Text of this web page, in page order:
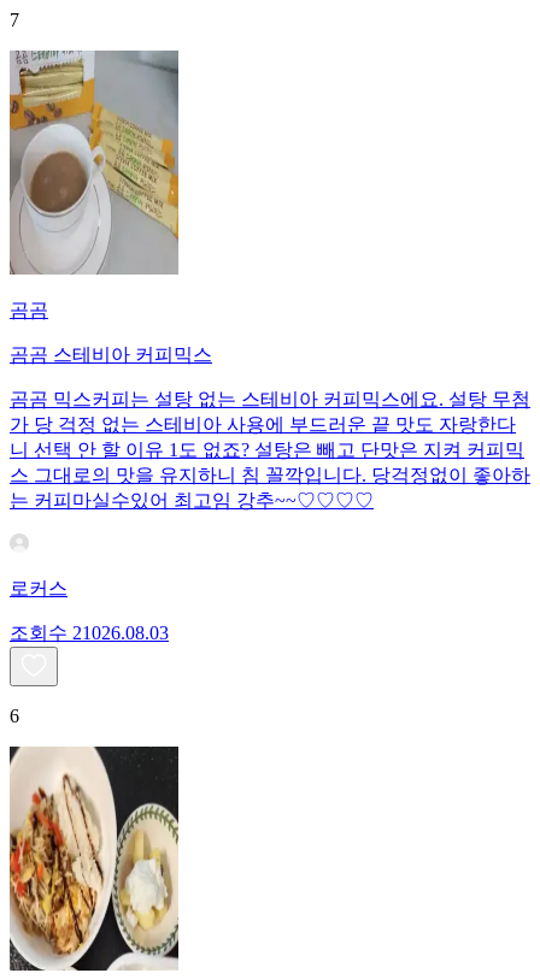
7
곰곰
곰곰 스테비아 커피믹스
곰곰 믹스커피는 설탕 없는 스테비아 커피믹스에요. 설탕 무첨
가 당 걱정 없는 스테비아 사용에 부드러운 끝 맛도 자랑한다
니 선택 안 할 이유 1도 없죠? 설탕은 빼고 단맛은 지켜 커피믹
스 그대로의 맛을 유지하니 침 꼴깍입니다. 당걱정없이 좋아하
는 커피마실수있어 최고임 강추~~♡♡♡♡
로커스
조회수 21026.08.03
6